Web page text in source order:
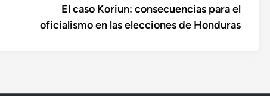
El caso Koriun: consecuencias para el
oficialismo en las elecciones de Honduras